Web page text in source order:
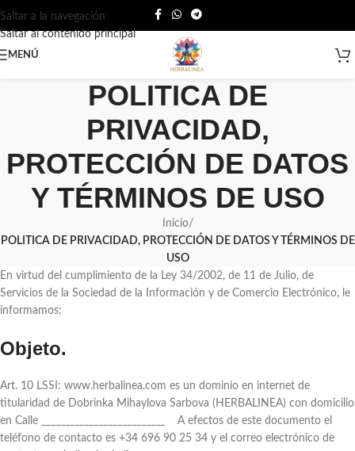
Saltar a la navegación
Saltar al contenido principal
MENÚ
POLITICA DE
PRIVACIDAD,
PROTECCIÓN DE DATOS
Y TÉRMINOS DE USO
Inicio/
POLITICA DE PRIVACIDAD, PROTECCIÓN DE DATOS Y TÉRMINOS DE
USO
En virtud del cumplimiento de la Ley 34/2002, de 11 de Julio, de
Servicios de la Sociedad de la Información y de Comercio Electrónico, le
informamos:
Objeto.
Art. 10 LSSI: www.herbalinea.com es un dominio en internet de
titularidad de Dobrinka Mihaylova Sarbova (HERBALINEA) con domicilio
en Calle __________________________ A efectos de este documento el
teléfono de contacto es +34 696 90 25 34 y el correo electrónico de